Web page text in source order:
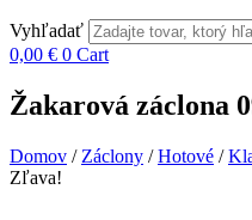
Vyhľadať
0,00 € 0 Cart
Žakarová záclona
Domov / Záclony /Hotové /
Zľava!